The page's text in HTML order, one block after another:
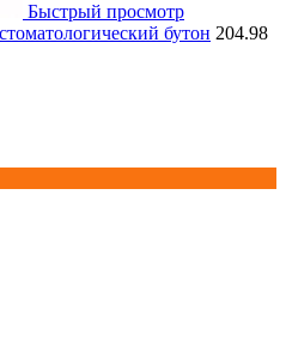
Быстрый просмотр
бутон 204.98